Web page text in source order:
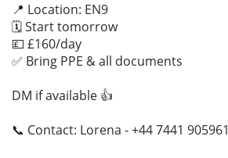
📍 Location: EN9
🗓 Start tomorrow
💷 £160/day
✅ Bring PPE & all documents
DM if available 👍
📞 Contact: Lorena - +44 7441 905961